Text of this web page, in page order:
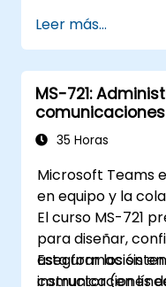
Leer más...
MS-721:
Teams
35 Horas
Microsoft Teams
en equipo y la
El curso MS-721
para diseñar,
asegurar los
comunicaciones
Esta formación
instructor (en